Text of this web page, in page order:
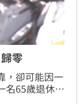
零
，卻可能因一
名65歲退休男